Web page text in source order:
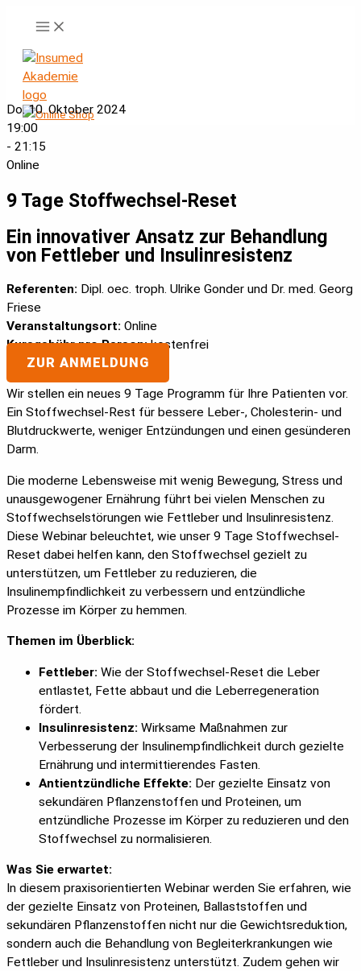
Do. 10. Oktober 2024
19:00
- 21:15
Online
9 Tage Stoffwechsel-Reset
Ein innovativer Ansatz zur Behandlung
von Fettleber und Insulinresistenz
Referenten: Dipl. oec. troph. Ulrike Gonder und Dr. med. Georg
Friese
Veranstaltungsort: Online
Kursgebühr pro Person:kostenfrei
ZUR ANMELDUNG
Wir stellen ein neues 9 Tage Programm für Ihre Patienten vor.
Ein Stoffwechsel-Rest für bessere Leber-, Cholesterin- und
Blutdruckwerte, weniger Entzündungen und einen gesünderen
Darm.
Die moderne Lebensweise mit wenig Bewegung, Stress und
unausgewogener Ernährung führt bei vielen Menschen zu
Stoffwechselstörungen wie Fettleber und Insulinresistenz.
Diese Webinar beleuchtet, wie unser 9 Tage Stoffwechsel-
Reset dabei helfen kann, den Stoffwechsel gezielt zu
unterstützen, um Fettleber zu reduzieren, die
Insulinempfindlichkeit zu verbessern und entzündliche
Prozesse im Körper zu hemmen.
Themen im Überblick:
Fettleber: Wie der Stoffwechsel-Reset die Leber
entlastet, Fette abbaut und die Leberregeneration
fördert.
Insulinresistenz: Wirksame Maßnahmen zur
Verbesserung der Insulinempfindlichkeit durch gezielte
Ernährung und intermittierendes Fasten.
Antientzündliche Effekte: Der gezielte Einsatz von
sekundären Pflanzenstoffen und Proteinen, um
entzündliche Prozesse im Körper zu reduzieren und den
Stoffwechsel zu normalisieren.
Was Sie erwartet:
In diesem praxisorientierten Webinar werden Sie erfahren, wie
der gezielte Einsatz von Proteinen, Ballaststoffen und
sekundären Pflanzenstoffen nicht nur die Gewichtsreduktion,
sondern auch die Behandlung von Begleiterkrankungen wie
Fettleber und Insulinresistenz unterstützt. Zudem gehen wir